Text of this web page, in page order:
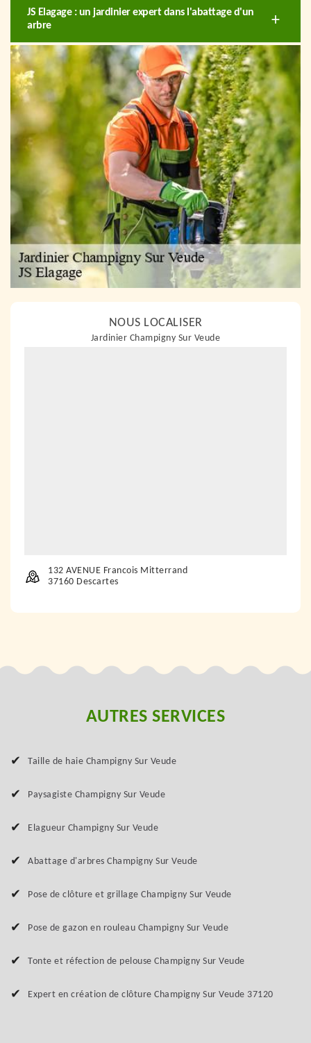
JS Elagage : un jardinier expert dans l'abattage d'un
arbre
NOUS LOCALISER
Jardinier Champigny Sur Veude
132 AVENUE Francois Mitterrand
37160 Descartes
AUTRES SERVICES
Taille de haie Champigny Sur Veude
Paysagiste Champigny Sur Veude
Elagueur Champigny Sur Veude
Abattage d'arbres Champigny Sur Veude
Pose de clôture et grillage Champigny Sur Veude
Pose de gazon en rouleau Champigny Sur Veude
Tonte et réfection de pelouse Champigny Sur Veude
Expert en création de clôture Champigny Sur Veude 37120